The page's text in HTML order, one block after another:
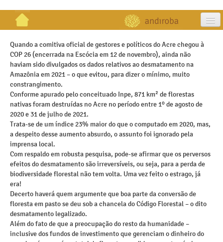
artigos
projetos
publicações
galeria
contato
Quando a comitiva oficial de gestores e políticos do Acre chegou à
COP 26 (encerrada na Escócia em 12 de novembro), ainda não
haviam sido divulgados os dados relativos ao desmatamento na
Amazônia em 2021 – o que evitou, para dizer o mínimo, muito
constrangimento.
Conforme apurado pelo conceituado Inpe, 871 km² de florestas
nativas foram destruídas no Acre no período entre 1º de agosto de
2020 e 31 de julho de 2021.
Trata-se de um índice 23% maior do que o computado em 2020, mas,
a despeito desse aumento absurdo, o assunto foi ignorado pela
imprensa local.
Com respaldo em robusta pesquisa, pode-se afirmar que os perversos
efeitos do desmatamento são irreversíveis, ou seja, para a perda de
biodiversidade florestal não tem volta. Uma vez feito o estrago, já
era!
Decerto haverá quem argumente que boa parte da conversão de
floresta em pasto se deu sob a chancela do Código Florestal – o dito
desmatamento legalizado.
Além do fato de que a preocupação do resto da humanidade –
inclusive dos fundos de investimento que gerenciam o dinheiro do